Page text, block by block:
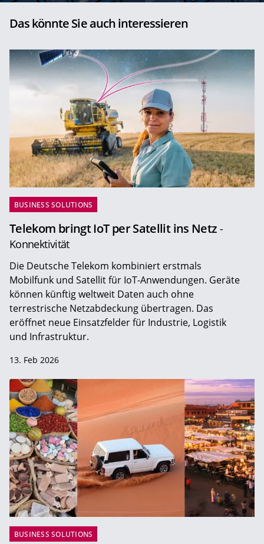
Das könnte Sie auch interessieren
BUSINESS SOLUTIONS
Telekom bringt IoT per Satellit ins Netz -
Konnektivität
Die Deutsche Telekom kombiniert erstmals
Mobilfunk und Satellit für IoT-Anwendungen. Geräte
können künftig weltweit Daten auch ohne
terrestrische Netzabdeckung übertragen. Das
eröffnet neue Einsatzfelder für Industrie, Logistik
und Infrastruktur.
13. Feb 2026
BUSINESS SOLUTIONS